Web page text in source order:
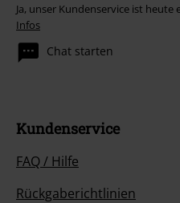
Ja, unser Kundenservice ist heute
Infos
Chat starten
Kundenservice
FAQ / Hilfe
Rückgaberichtlinien